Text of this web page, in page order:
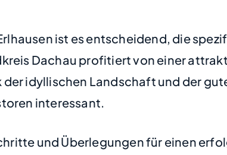
ist es entscheidend, die
Dachau profitiert von einer
idyllischen Landschaft und der
interessant.
und Überlegungen für einen